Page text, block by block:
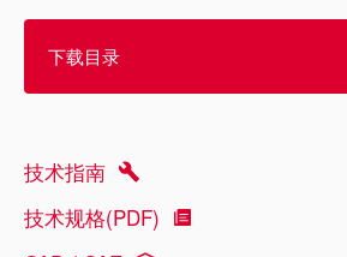
下载目录
技术指南
技术规格(PDF)